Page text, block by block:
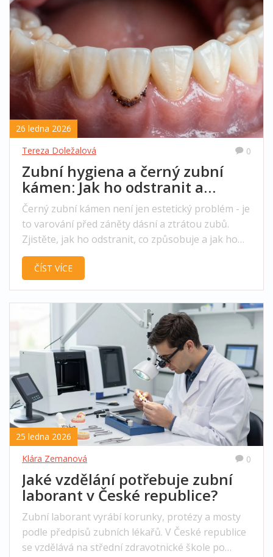
26 ledna 2026
Tereza Doležalová
0
Zubní hygiena a černý zubní
kámen: Jak ho odstranit a
předcházet jeho vzniku
Černý zubní kámen není jen estetický problém - je
to varování před záněty dásní a ztrátou zubů.
Zjistěte, jak ho odstranit, co způsobuje a jak ho
předcházet.
ČÍST VÍCE
25 ledna 2026
Klára Zemanová
0
Jaké vzdělání potřebuje zubní
laborant v České republice?
Zubní laborant vyrábí korunky, protézy a mosty
podle předpisů zubních lékařů. V České republice
se vzdělává na střední zdravotnické škole po